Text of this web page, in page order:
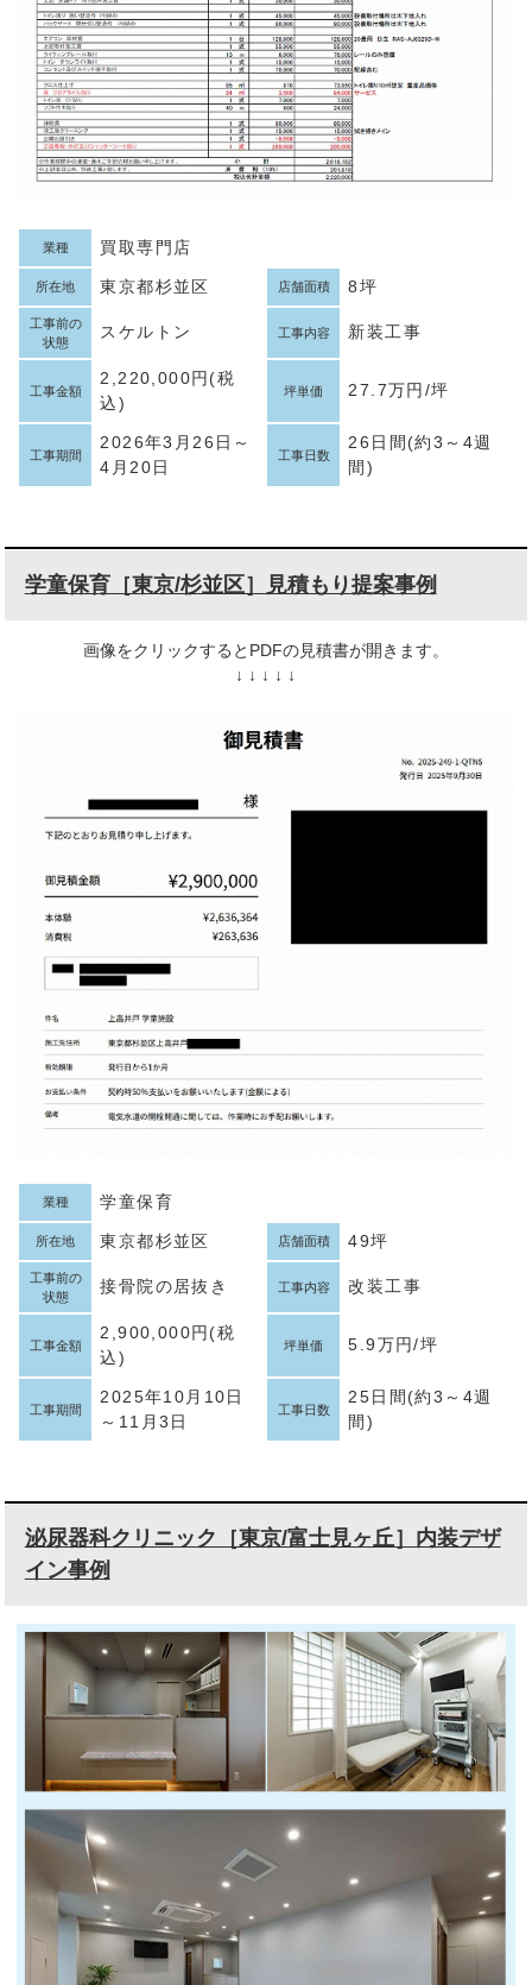
業種 買取専門店
所在地 東京都杉並区 店舗面積 8坪
工事前の
状態
スケルトン 工事内容 新装工事
工事金額
2,220,000円(税
込)
坪単価 27.7万円/坪
工事期間
2026年3月26日～
4月20日
工事日数
26日間(約3～4週
間)
学童保育［東京/杉並区］見積もり提案事例
画像をクリックするとPDFの見積書が開きます。
↓ ↓ ↓ ↓ ↓
業種 学童保育
所在地 東京都杉並区 店舗面積 49坪
工事前の
状態
接骨院の居抜き 工事内容 改装工事
工事金額
2,900,000円(税
込)
坪単価 5.9万円/坪
工事期間
2025年10月10日
～11月3日
工事日数
25日間(約3～4週
間)
泌尿器科クリニック［東京/富士見ヶ丘］内装デザ
イン事例